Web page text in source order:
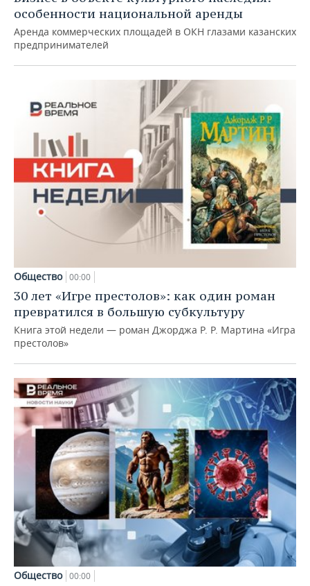
особенности национальной аренды
Аренда коммерческих площадей в ОКН глазами казанских
предпринимателей
Общество 00:00
30 лет «Игре престолов»: как один роман
превратился в большую субкультуру
Книга этой недели — роман Джорджа Р. Р. Мартина «Игра
престолов»
Общество 00:00